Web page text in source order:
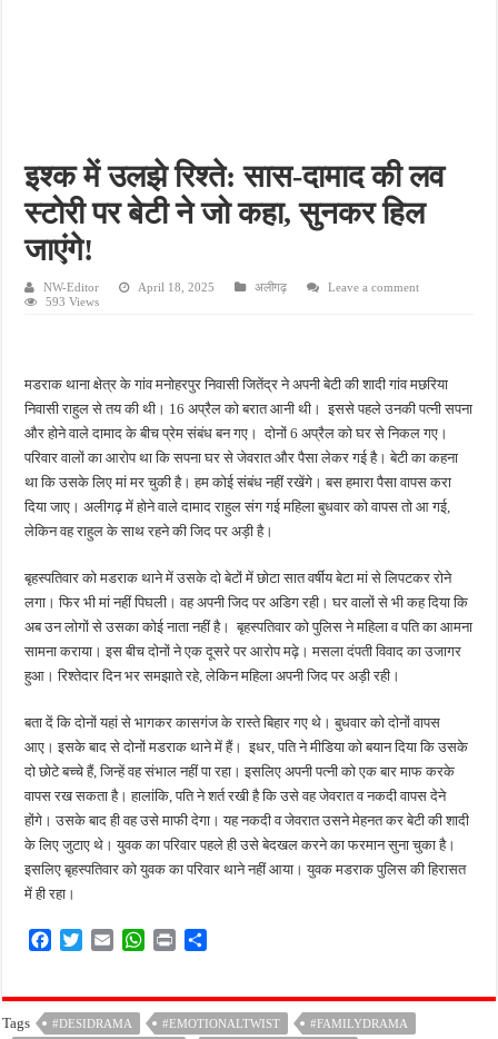
खेत में काम करते समय सर्पदंश का शिकार हुआ किसान, अस्पताल पहुंचने से पहले तोड़ा दम
इश्क में उलझे रिश्ते: सास-दामाद की लव
स्टोरी पर बेटी ने जो कहा, सुनकर हिल
जाएंगे!
NW-Editor April 18, 2025 अलीगढ़
Leave a comment
593 Views
मडराक थाना क्षेत्र के गांव मनोहरपुर निवासी जितेंद्र ने अपनी बेटी की शादी गांव मछरिया
निवासी राहुल से तय की थी। 16 अप्रैल को बरात आनी थी। इससे पहले उनकी पत्नी सपना
और होने वाले दामाद के बीच प्रेम संबंध बन गए। दोनों 6 अप्रैल को घर से निकल गए।
परिवार वालों का आरोप था कि सपना घर से जेवरात और पैसा लेकर गई है। बेटी का कहना
था कि उसके लिए मां मर चुकी है। हम कोई संबंध नहीं रखेंगे। बस हमारा पैसा वापस करा
दिया जाए। अलीगढ़ में होने वाले दामाद राहुल संग गई महिला बुधवार को वापस तो आ गई,
लेकिन वह राहुल के साथ रहने की जिद पर अड़ी है।
बृहस्पतिवार को मडराक थाने में उसके दो बेटों में छोटा सात वर्षीय बेटा मां से लिपटकर रोने
लगा। फिर भी मां नहीं पिघली। वह अपनी जिद पर अडिग रही। घर वालों से भी कह दिया कि
अब उन लोगों से उसका कोई नाता नहीं है। बृहस्पतिवार को पुलिस ने महिला व पति का आमना
सामना कराया। इस बीच दोनों ने एक दूसरे पर आरोप मढ़े। मसला दंपती विवाद का उजागर
हुआ। रिश्तेदार दिन भर समझाते रहे, लेकिन महिला अपनी जिद पर अड़ी रही।
बता दें कि दोनों यहां से भागकर कासगंज के रास्ते बिहार गए थे। बुधवार को दोनों वापस
आए। इसके बाद से दोनों मडराक थाने में हैं। इधर, पति ने मीडिया को बयान दिया कि उसके
दो छोटे बच्चे हैं, जिन्हें वह संभाल नहीं पा रहा। इसलिए अपनी पत्नी को एक बार माफ करके
वापस रख सकता है। हालांकि, पति ने शर्त रखी है कि उसे वह जेवरात व नकदी वापस देने
होंगे। उसके बाद ही वह उसे माफी देगा। यह नकदी व जेवरात उसने मेहनत कर बेटी की शादी
के लिए जुटाए थे। युवक का परिवार पहले ही उसे बेदखल करने का फरमान सुना चुका है।
इसलिए बृहस्पतिवार को युवक का परिवार थाने नहीं आया। युवक मडराक पुलिस की हिरासत
में ही रहा।
e
b
t
t
i
l
W
t
s
n
t
r
e
Tags #DESIDRAMA #EMOTIONALTWIST
#FAMILYDRAMA